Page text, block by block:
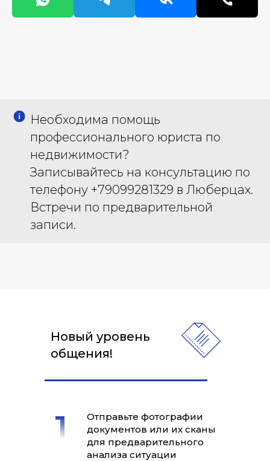
Необходима помощь
профессионального юриста по
недвижимости?
Записывайтесь на консультацию по
телефону +79099281329 в Люберцах.
Встречи по предварительной
записи.
Новый уровень
общения!
Отправьте фотографии
документов или их сканы
для предварительного
анализа ситуации